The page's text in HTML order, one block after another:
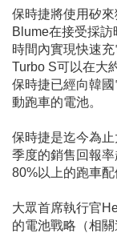
保時捷將使用矽來
Blume在接受採
時間內實現快速
Turbo S可以在大
保時捷已經向韓
動跑車的電池。
保時捷是迄今為
季度的銷售回報
80%以上的跑車配
大眾首席執行官
的電池戰略（相